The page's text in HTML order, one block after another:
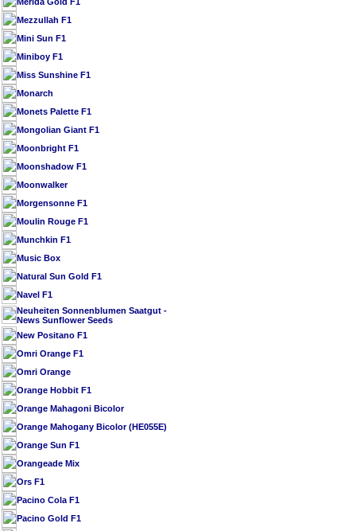
Mezzullah F1
Mini Sun F1
Miniboy F1
Miss Sunshine F1
Monarch
Monets Palette F1
Mongolian Giant F1
Moonbright F1
Moonshadow F1
Moonwalker
Morgensonne F1
Moulin Rouge F1
Munchkin F1
Music Box
Natural Sun Gold F1
Navel F1
Neuheiten Sonnenblumen Saatgut -
News Sunflower Seeds
New Positano F1
Omri Orange F1
Omri Orange
Orange Hobbit F1
Orange Mahagoni Bicolor
Orange Mahogany Bicolor (HE055E)
Orange Sun F1
Orangeade Mix
Ors F1
Pacino Cola F1
Pacino Gold F1